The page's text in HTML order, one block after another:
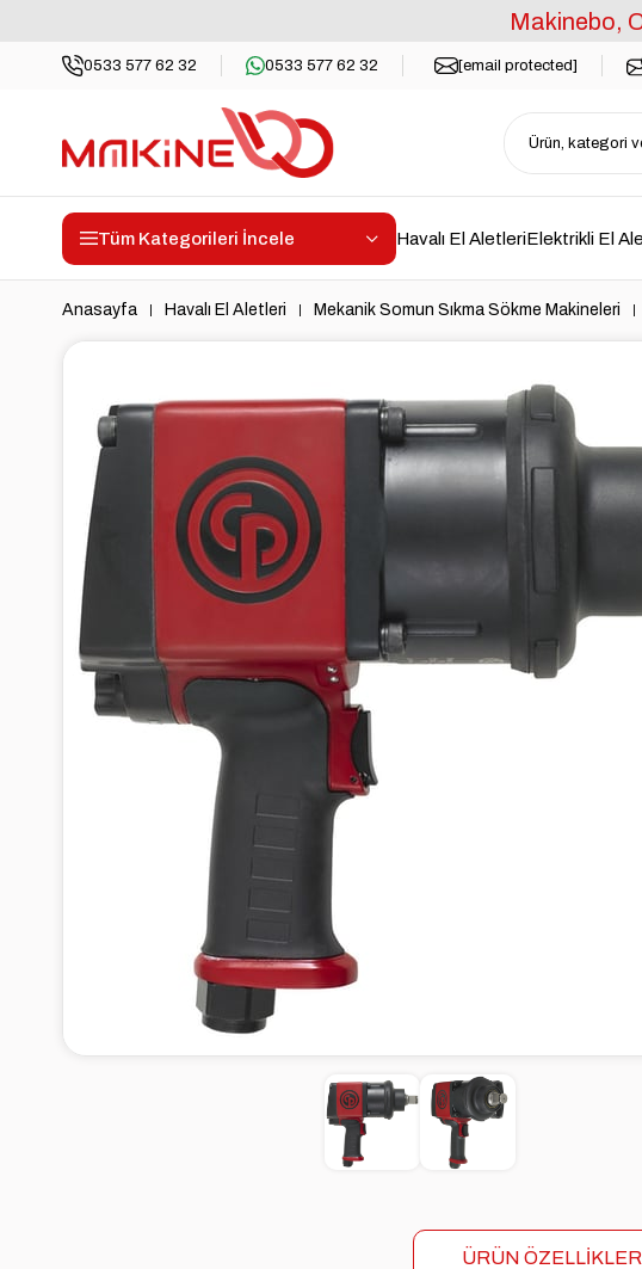
Makinebo,
0533 577 62 32 0533 577 62 32 [email protected]
Tüm Kategorileri İncele Havalı El AletleriElektrikli El
Anasayfa Havalı El Aletleri Mekanik Somun Sıkma Sökme Makineleri
ÜRÜN